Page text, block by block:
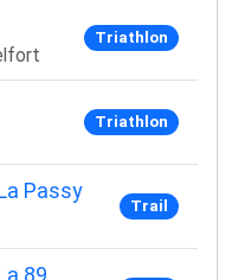
Triathlon
Triathlon
Passy
Trail
89